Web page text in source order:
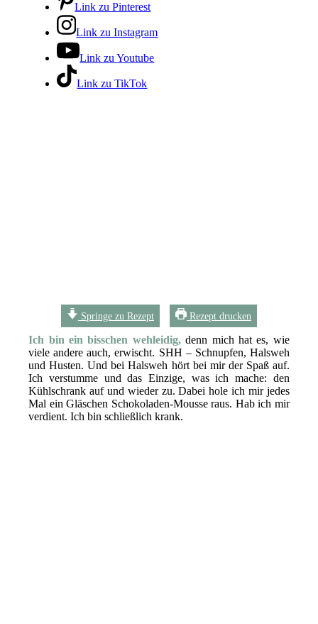
Link zu Pinterest
Link zu Instagram
Link zu Youtube
Link zu TikTok
Springe zu Rezept Rezept drucken
Ich bin ein bisschen wehleidig,denn mich hat es, wie
viele andere auch, erwischt. SHH – Schnupfen, Halsweh
und Husten. Und bei Halsweh hört bei mir der Spaß auf.
Ich verstumme und das Einzige, was ich mache: den
Kühlschrank auf und wieder zu. Dabei hole ich mir jedes
Mal ein Gläschen Schokoladen-Mousse raus. Hab ich mir
verdient. Ich bin schließlich krank.